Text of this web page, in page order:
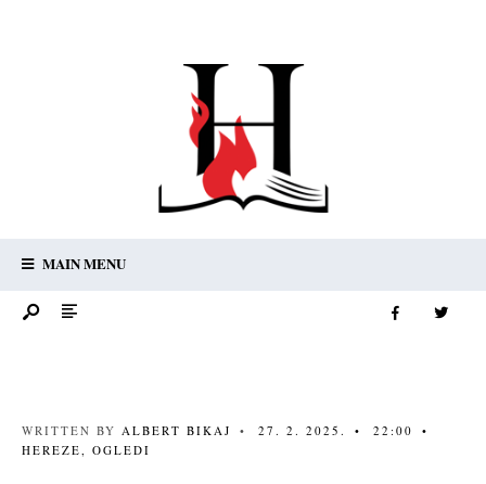
MAIN MENU
WRITTEN BY ALBERT BIKAJ • 27. 2. 2025. • 22:00
•
HEREZE, OGLEDI